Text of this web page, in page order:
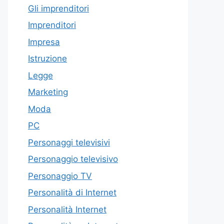
Gli imprenditori
Imprenditori
Impresa
Istruzione
Legge
Marketing
Moda
PC
Personaggi televisivi
Personaggio televisivo
Personaggio TV
Personalità di Internet
Personalità Internet